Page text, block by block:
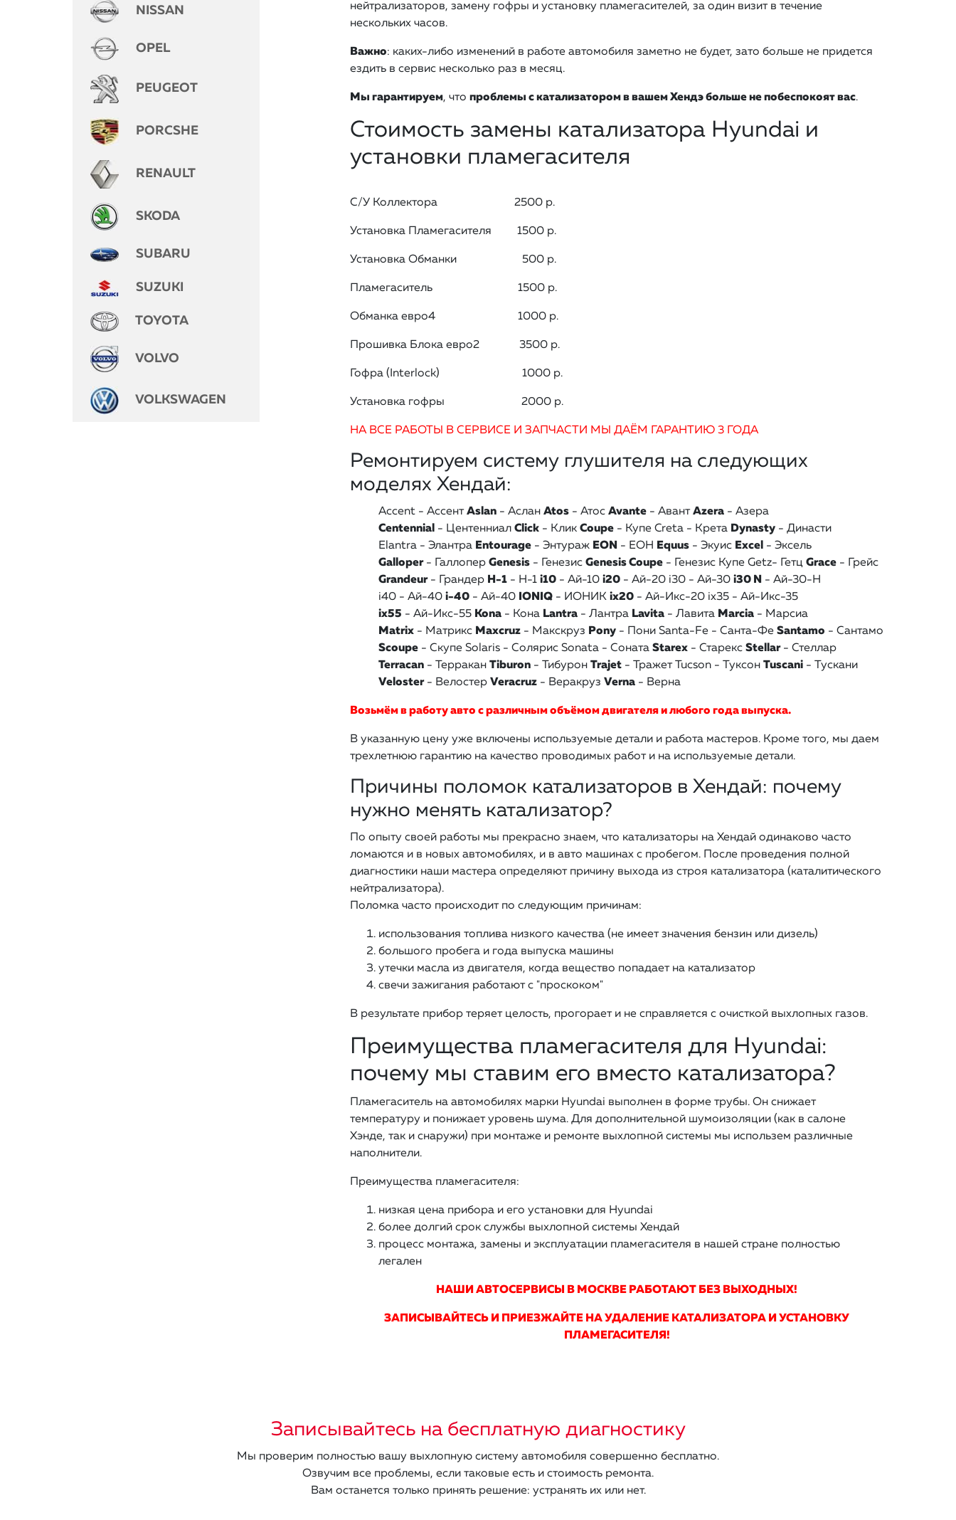
NISSAN
OPEL
PEUGEOT
PORCSHE
RENAULT
SKODA
SUBARU
SUZUKI
TOYOTA
VOLVO
VOLKSWAGEN
нейтрализаторов, замену гофры и установку пламегасителей, за один визит в течение
нескольких часов.
Важно: каких-либо изменений в работе автомобиля заметно не будет, зато больше не придется
ездить в сервис несколько раз в месяц.
Мы гарантируем, что проблемы с катализатором в вашем Хендэ больше не побеспокоят вас.
Стоимость замены катализатора Hyundai и
установки пламегасителя
С/У Коллектора 2500 р.
Установка Пламегасителя 1500 р.
Установка Обманки 500 р.
Пламегаситель 1500 р.
Обманка евро4 1000 р.
Прошивка Блока евро2 3500 р.
Гофра (Interlock) 1000 р.
Установка гофры 2000 р.
НА ВСЕ РАБОТЫ В СЕРВИСЕ И ЗАПЧАСТИ МЫ ДАЁМ ГАРАНТИЮ 3 ГОДА
Ремонтируем систему глушителя на следующих
моделях Хендай:
Accent - Ассент Aslan - Аслан Atos - Атос Avante - Авант Azera - Азера
Centennial - Центенниал Click - Клик Coupe - Купе Creta - Крета Dynasty - Династи
Elantra - Элантра Entourage - Энтураж EON - ЕОН Equus - Экуис Excel - Эксель
Galloper- Галлопер Genesis - Генезис Genesis Coupe - Генезис Купе Getz- Гетц Grace - Грейс
Grandeur- Грандер H-1 - Н-1 i10 - Ай-10 i20 - Ай-20 i30 - Ай-30 i30 N - Ай-30-Н
i40 - Ай-40 i-40 - Ай-40 IONIQ - ИОНИК ix20 - Ай-Икс-20 ix35 - Ай-Икс-35
ix55 - Ай-Икс-55 Kona - Кона Lantra - Лантра Lavita - Лавита Marcia - Марсиа
Matrix - Матрикс Maxcruz - Макскруз Pony - Пони Santa-Fe - Санта-Фе Santamo - Сантамо
Scoupe - Скупе Solaris - Солярис Sonata - Соната Starex - Старекс Stellar- Стеллар
Terracan - Терракан Tiburon - Тибурон Trajet - Тражет Tucson - Туксон Tuscani - Тускани
Veloster- Велостер Veracruz - Веракруз Verna - Верна
Возьмём в работу авто с различным объёмом двигателя и любого года выпуска.
В указанную цену уже включены используемые детали и работа мастеров. Кроме того, мы даем
трехлетнюю гарантию на качество проводимых работ и на используемые детали.
Причины поломок катализаторов в Хендай: почему
нужно менять катализатор?
По опыту своей работы мы прекрасно знаем, что катализаторы на Хендай одинаково часто
ломаются и в новых автомобилях, и в авто машинах с пробегом. После проведения полной
диагностики наши мастера определяют причину выхода из строя катализатора (каталитического
нейтрализатора).
Поломка часто происходит по следующим причинам:
использования топлива низкого качества (не имеет значения бензин или дизель)
большого пробега и года выпуска машины
утечки масла из двигателя, когда вещество попадает на катализатор
свечи зажигания работают с "проскоком"
В результате прибор теряет целость, прогорает и не справляется с очисткой выхлопных газов.
Преимущества пламегасителя для Hyundai:
почему мы ставим его вместо катализатора?
Пламегаситель на автомобилях марки Hyundai выполнен в форме трубы. Он снижает
температуру и понижает уровень шума. Для дополнительной шумоизоляции (как в салоне
Хэнде, так и снаружи) при монтаже и ремонте выхлопной системы мы использем различные
наполнители.
Преимущества пламегасителя:
низкая цена прибора и его установки для Hyundai
более долгий срок службы выхлопной системы Хендай
процесс монтажа, замены и эксплуатации пламегасителя в нашей стране полностью
легален
НАШИ АВТОСЕРВИСЫ В МОСКВЕ РАБОТАЮТ БЕЗ ВЫХОДНЫХ!
ЗАПИСЫВАЙТЕСЬ И ПРИЕЗЖАЙТЕ НА УДАЛЕНИЕ КАТАЛИЗАТОРА И УСТАНОВКУ
ПЛАМЕГАСИТЕЛЯ!
Записывайтесь на бесплатную диагностику
Мы проверим полностью вашу выхлопную систему автомобиля совершенно бесплатно.
Озвучим все проблемы, если таковые есть и стоимость ремонта.
Вам останется только принять решение: устранять их или нет.